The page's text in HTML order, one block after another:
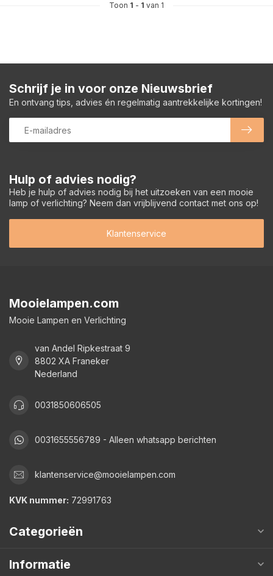
Toon 1 - 1 van 1
Hulp of advies nodig?
Heb je hulp of advies nodig bij het uitzoeken van een mooie
lamp of verlichting? Neem dan vrijblijvend contact met ons op!
Klantenservice
Schrijf je in voor onze Nieuwsbrief
En ontvang tips, advies én regelmatig aantrekkelijke kortingen!
Mooielampen.com
Mooie Lampen en Verlichting
van Andel Ripkestraat 9
8802 XA Franeker
Nederland
0031850606505
0031655556789 - Alleen whatsapp berichten
klantenservice@mooielampen.com
KVK nummer: 72991763
Categorieën
Informatie